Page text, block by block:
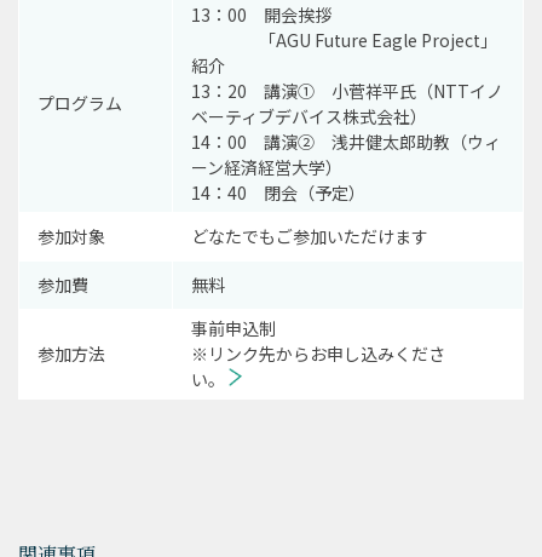
プログラム
13：00 開会挨拶
「AGU Future Eagle Project」
紹介
13：20 講演① 小菅祥平氏（NTTイノ
ベーティブデバイス株式会社）
14：00 講演② 浅井健太郎助教（ウィ
ーン経済経営大学）
14：40 閉会（予定）
参加対象
どなたでもご参加いただけます
参加費
無料
参加方法
事前申込制
※リンク先からお申し込みくださ
い。